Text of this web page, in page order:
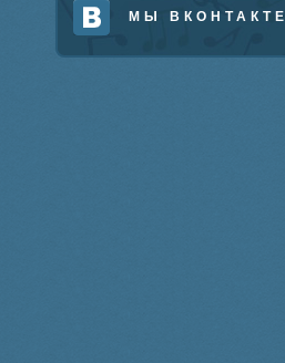
МЫ ВКОНТАКТЕ